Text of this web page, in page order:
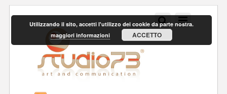
Utilizzando il sito, accetti l'utilizzo dei cookie da parte nostra.
maggiori informazioni
ACCETTO